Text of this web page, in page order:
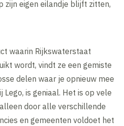
zijn eigen eilandje blijft zitten,
waarin Rijkswaterstaat
wordt, vindt ze een gemiste
delen waar je opnieuw mee
Lego, is geniaal. Het is op vele
door alle verschillende
en gemeenten voldoet het